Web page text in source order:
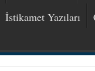
İstikamet Yazıları